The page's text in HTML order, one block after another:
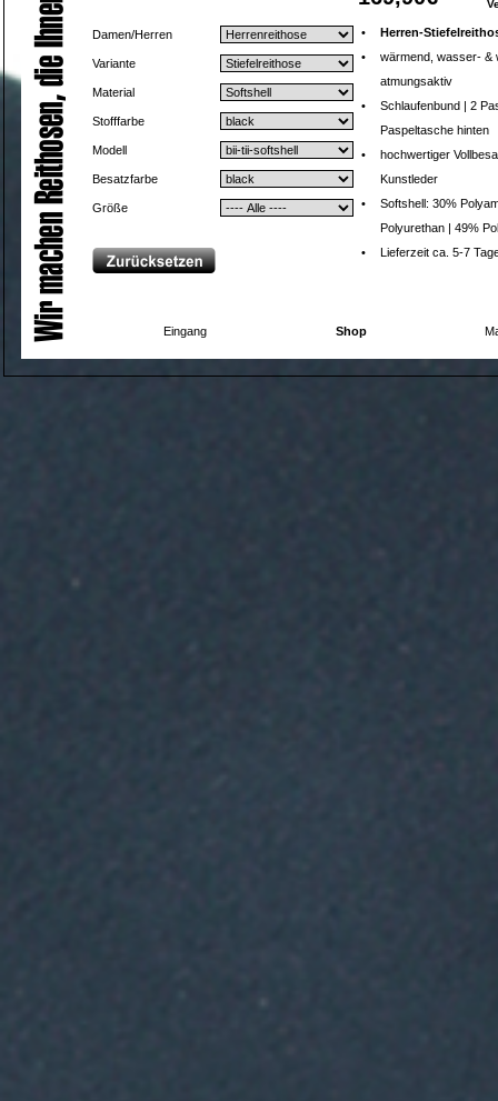
Damen/Herren
Variante
Material
Stofffarbe
Modell
Besatzfarbe
Größe
•
Herren-
•
wärmend, wasser- &
atmungsaktiv
•
Schlaufenbund | 2
Paspeltasche hinten
•
hochwertiger
Kunstleder
•
Softshell: 30%
Polyurethan | 49%
•
Lieferzeit ca. 5-7
Eingang Shop